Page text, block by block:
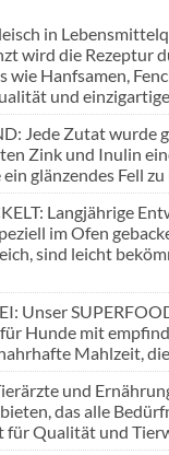
in
wird die Rezeptur
Hanfsamen,
und
Jede Zutat
Zink und Inulin
glänzendes Fell
Langjährige
im Ofen
sind leicht
Unser
Hunde mit
Mahlzeit,
und
das alle
für Qualität und